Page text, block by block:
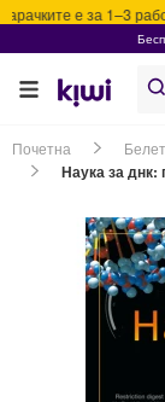
е за 1–3
Почетна
Наука за днк: